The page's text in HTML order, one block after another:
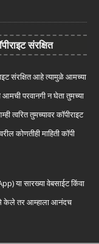
संरक्षित
संरक्षित आहे त्यामुळे आमच्या
आमची परवानगी न घेता तुमच्या
तुमच्यावर कॉपीराइट
कोणतीही माहिती कॉपी
या सारख्या वेबसाईट किंवा
केले तर आम्हाला आनंदच